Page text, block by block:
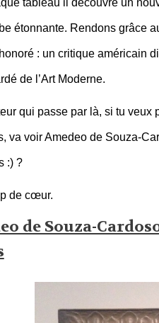
tableau il découvre un
étonnante. Rendons grâce
: un critique américain
de l’Art Moderne.
qui passe par là, si tu veux
va voir Amedeo de Souza-
:) ?
de cœur.
de Souza-